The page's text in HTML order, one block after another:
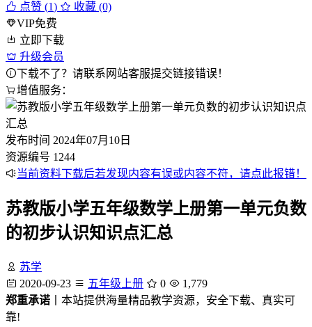
点赞 (1)
收藏 (0)
VIP免费
立即下载
升级会员
下载不了？请联系网站客服提交链接错误！
增值服务：
发布时间 2024年07月10日
资源编号 1244
当前资料下载后若发现内容有误或内容不符，请点此报错！
苏教版小学五年级数学上册第一单元负数
的初步认识知识点汇总
苏学
2020-09-23
五年级上册 0
1,779
郑重承诺 丨本站提供海量精品教学资源，安全下载、真实可
靠!